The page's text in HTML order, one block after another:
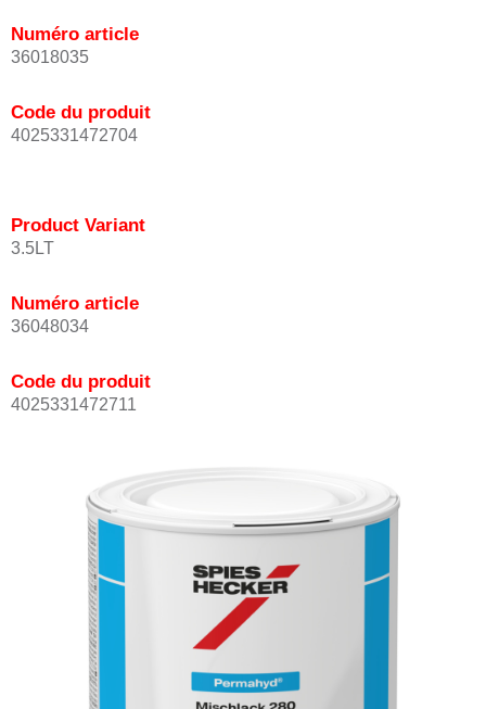
Numéro article
36018035
Code du produit
4025331472704
Product Variant
3.5LT
Numéro article
36048034
Code du produit
4025331472711